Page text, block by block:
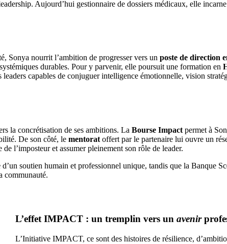
Aujourd’hui gestionnaire de dossiers médicaux, elle
Sonya nourrit l’ambition de progresser vers un poste de direction
durables. Pour y parvenir, elle poursuit une formation en
capables de conjuguer intelligence émotionnelle, vision
la concrétisation de ses ambitions. La Bourse Impact permet à
De son côté, le mentorat offert par le partenaire lui ouvre un
l’imposteur et assumer pleinement son rôle de leader.
soutien humain et professionnel unique, tandis que la Banque
communauté.
L’effet IMPACT : un tremplin vers un avenir
L’Initiative IMPACT, ce sont des histoires de résilience,